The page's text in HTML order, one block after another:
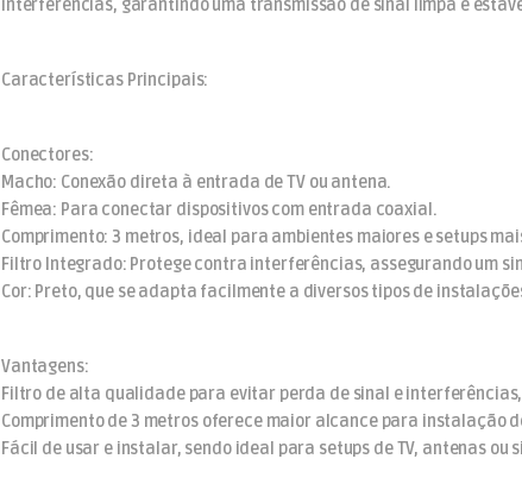
interferências, garantindo uma transmissão de sinal limpa e
Características Principais:
Conectores:
Macho: Conexão direta à entrada de TV ou antena.
Fêmea: Para conectar dispositivos com entrada coaxial.
Comprimento: 3 metros, ideal para ambientes maiores e setups
Filtro Integrado: Protege contra interferências, assegurando um
Cor: Preto, que se adapta facilmente a diversos tipos de
Vantagens:
Filtro de alta qualidade para evitar perda de sinal e
Comprimento de 3 metros oferece maior alcance para instalação
Fácil de usar e instalar, sendo ideal para setups de TV, antenas ou